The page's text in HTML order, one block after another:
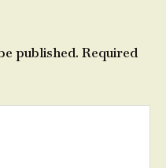
published. Required